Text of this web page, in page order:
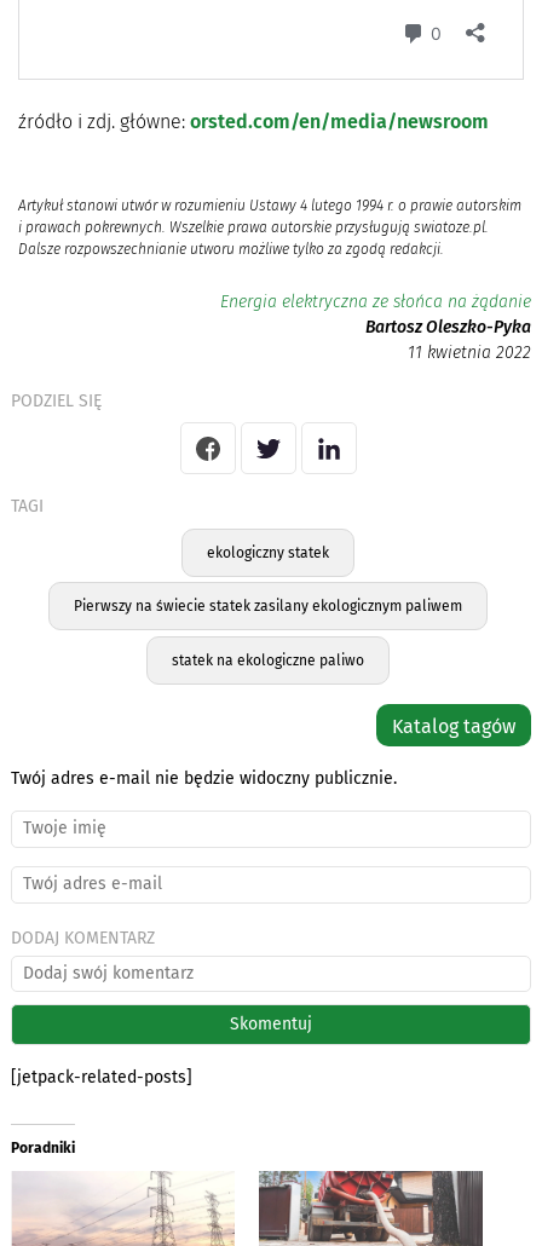
źródło i zdj. główne: orsted.com/en/media/newsroom
Artykuł stanowi utwór w rozumieniu Ustawy 4 lutego 1994 r. o prawie autorskim
i prawach pokrewnych. Wszelkie prawa autorskie przysługują swiatoze.pl.
Dalsze rozpowszechnianie utworu możliwe tylko za zgodą redakcji.
Energia elektryczna ze słońca na żądanie
Bartosz Oleszko-Pyka
11 kwietnia 2022
PODZIEL SIĘ
TAGI
ekologiczny statek
Pierwszy na świecie statek zasilany ekologicznym paliwem
statek na ekologiczne paliwo
Katalog tagów
Twój adres e-mail nie będzie widoczny publicznie.
DODAJ KOMENTARZ
[jetpack-related-posts]
Poradniki